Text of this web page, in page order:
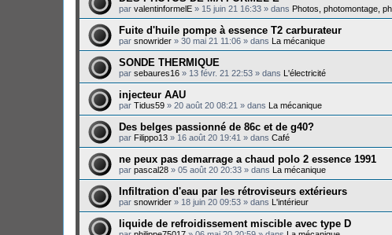
par valentinformelE » 15 juin 21 16:33 » dans Photos, photomontage,
Fuite d'huile pompe à essence T2 carburateur
par snowrider » 30 mai 21 11:06 » dans La mécanique
SONDE THERMIQUE
par sebaures16 » 13 févr. 21 22:53 » dans L'électricité
injecteur AAU
par Tidus59 » 20 août 20 08:21 » dans La mécanique
Des belges passionné de 86c et de g40?
par Filippo13 » 16 août 20 19:41 » dans Café
ne peux pas demarrage a chaud polo 2 essence 1991
par pascal28 » 05 août 20 20:33 » dans La mécanique
Infiltration d'eau par les rétroviseurs extérieurs
par snowrider » 18 juin 20 09:53 » dans L'intérieur
liquide de refroidissement miscible avec type D